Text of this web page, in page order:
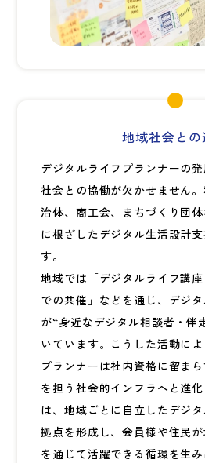
地域社会との
デジタルライフプランナーの
社会との協働が欠かせません
治体、商工会、まちづくり団
に根ざしたデジタル生活設計
す。
地域では「デジタルライフ講
での共催」などを通じ、デジ
が“身近なデジタル相談者・伴
いています。こうした活動に
プランナーは社内資格に留ま
を担う社会的インフラへと進
は、地域ごとに自立したデジ
拠点を形成し、会員様や住民
を通じて活躍できる循環を生み